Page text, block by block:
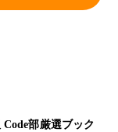
部厳選ブック